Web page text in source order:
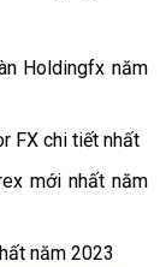
Holdingfx năm
FX chi tiết nhất
mới nhất năm
năm 2023